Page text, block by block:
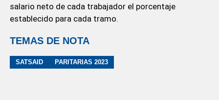
salario neto de cada trabajador el porcentaje
establecido para cada tramo.
TEMAS DE NOTA
SATSAID PARITARIAS 2023